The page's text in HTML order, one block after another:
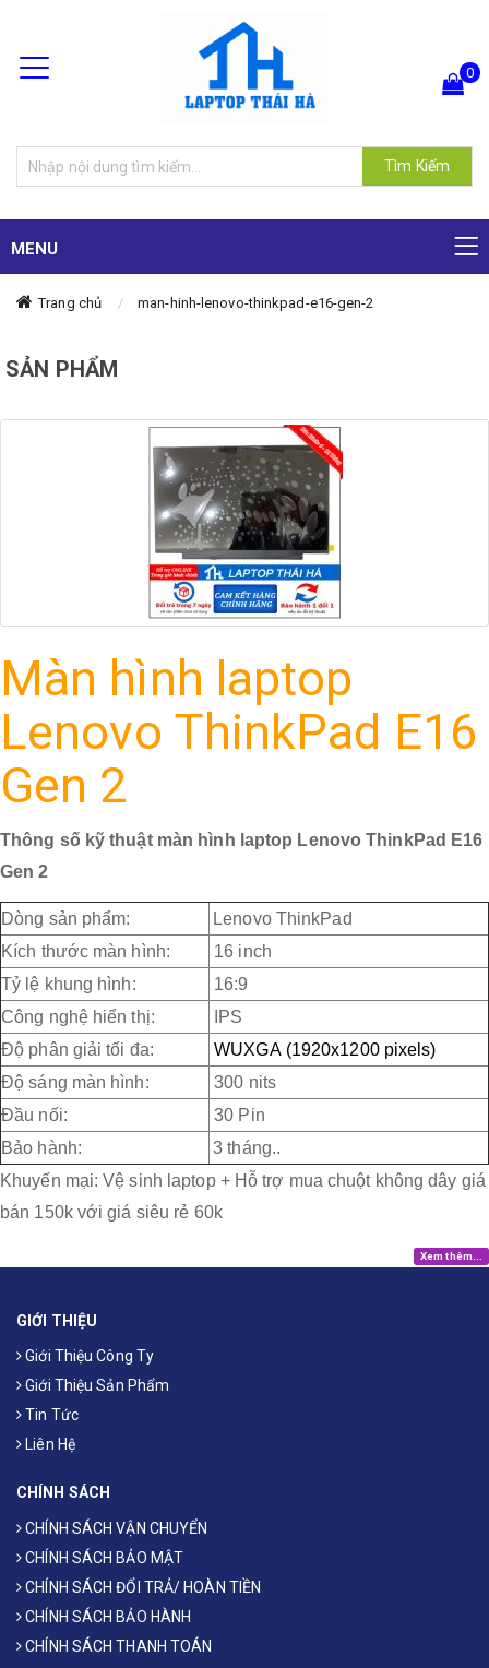
Tìm Kiếm
0
MENU
Trang chủ man-hinh-lenovo-thinkpad-e16-gen-2
SẢN PHẨM
Màn hình laptop
Lenovo ThinkPad E16
Gen 2
Thông số kỹ thuật màn hình laptop Lenovo ThinkPad E16
Gen 2
Dòng sản phẩm:
Lenovo ThinkPad
Kích thước màn hình:
16 inch
Tỷ lệ khung hình:
16:9
Công nghệ hiển thị:
IPS
Độ phân giải tối đa:
WUXGA(1920x1200 pixels)
Độ sáng màn hình:
300 nits
Đầu nối:
30 Pin
Bảo hành:
3 tháng..
Khuyến mại: Vệ sinh laptop + Hỗ trợ mua chuột không dây giá
bán 150k với giá siêu rẻ 60k
Xem thêm...
GIỚI THIỆU
Giới Thiệu Công Ty
Giới Thiệu Sản Phẩm
Tin Tức
Liên Hệ
CHÍNH SÁCH
CHÍNH SÁCH VẬN CHUYỂN
CHÍNH SÁCH BẢO MẬT
CHÍNH SÁCH ĐỔI TRẢ/ HOÀN TIỀN
CHÍNH SÁCH BẢO HÀNH
CHÍNH SÁCH THANH TOÁN